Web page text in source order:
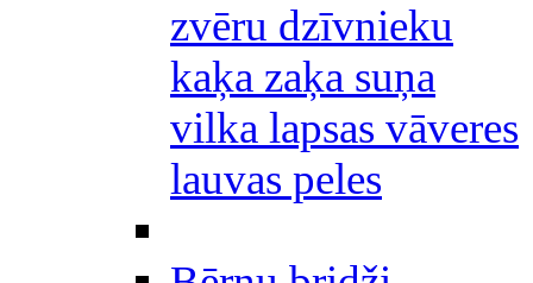
zvēru dzīvnieku
kaķa zaķa suņa
vilka lapsas vāveres
lauvas peles